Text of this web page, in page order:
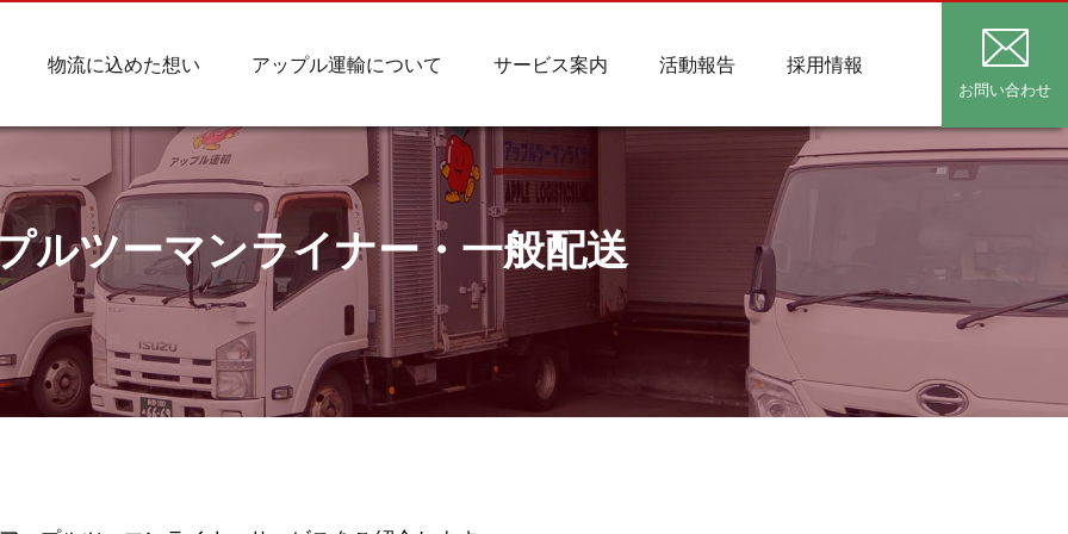
物流に込めた想い アップル運輸について サービス案内 活動報告 採用情報
お問い合わせ
ルツーマンライナー・一般配送